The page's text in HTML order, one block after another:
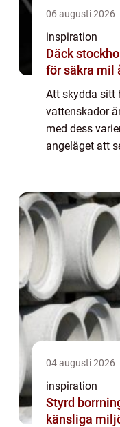
06 augusti 2026
inspiration
Däck stockholm så väljer du
för säkra mil
Att skydda sitt
vattenskador
med dess
angeläget att
04 augusti 2026
inspiration
Styrd borrning effektiv
känsliga